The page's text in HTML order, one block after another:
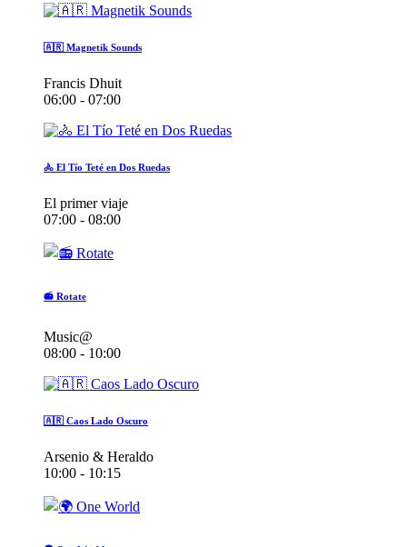
🇦🇷 Magnetik Sounds
Francis Dhuit
06:00 - 07:00
🚴 El Tío Teté en Dos Ruedas
El primer viaje
07:00 - 08:00
📻 Rotate
Music@
08:00 - 10:00
🇦🇷 Caos Lado Oscuro
Arsenio & Heraldo
10:00 - 10:15